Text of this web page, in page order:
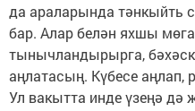
да араларында тәнкыйть
бар. Алар белән яхшы
тынычландырырга,
аңлатасың. Күбесе аңлап,
Ул вакытта инде үзеңә дә